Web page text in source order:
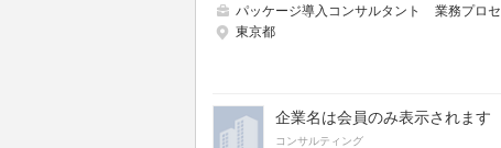
パッケージ導入コンサルタント
業務プロセスコンサルタント
東京都
企業名は会員のみ表示されます
コンサルティング